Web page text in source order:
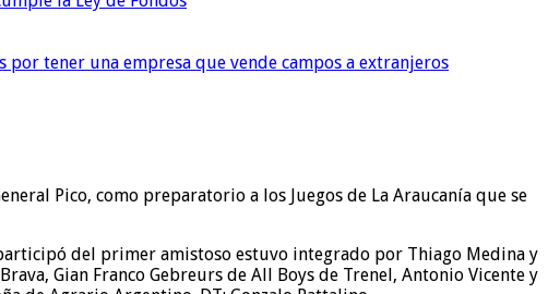
por tener una empresa que vende campos a extranjeros
Pico, como preparatorio a los Juegos de La Araucanía que se
del primer amistoso estuvo integrado por Thiago Medina y
Gian Franco Gebreurs de All Boys de Trenel, Antonio Vicente y